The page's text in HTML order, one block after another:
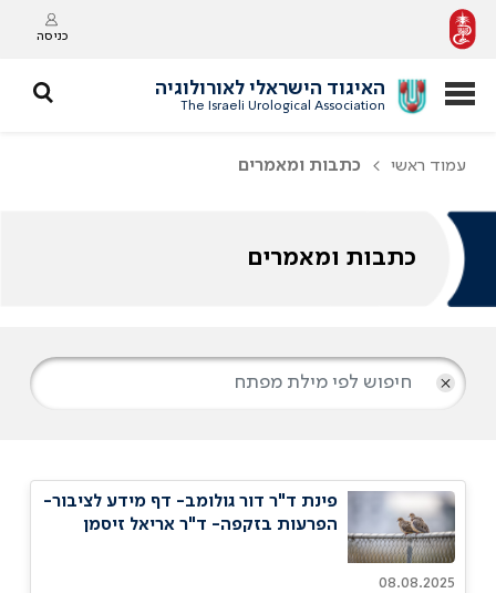
כניסה
האיגוד הישראלי לאורולוגיה
The Israeli Urological Association
עמוד ראשי כתבות ומאמרים
כתבות ומאמרים
פינת ד"ר דור גולומב- דף מידע לציבור-
הפרעות בזקפה- ד"ר אריאל זיסמן
08.08.2025